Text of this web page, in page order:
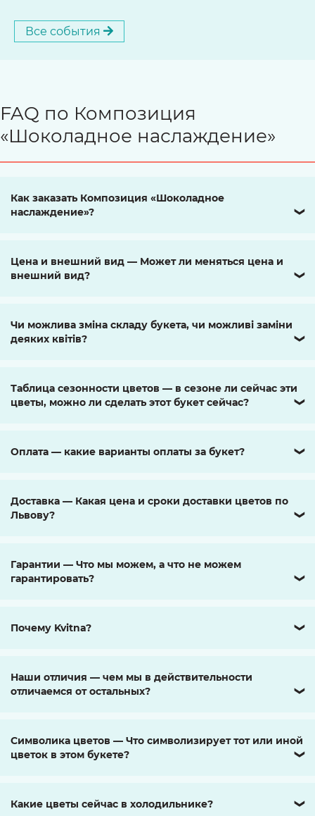
Все события
FAQ по Композиция
«Шоколадное наслаждение»
Как заказать Композиция «Шоколадное
наслаждение»?
❯
Цена и внешний вид — Может ли меняться цена и
внешний вид?
❯
Чи можлива зміна складу букета, чи можливі заміни
деяких квітів?
❯
Таблица сезонности цветов — в сезоне ли сейчас эти
цветы, можно ли сделать этот букет сейчас?
❯
Оплата — какие варианты оплаты за букет? ❯
Доставка — Какая цена и сроки доставки цветов по
Львову?
❯
Гарантии — Что мы можем, а что не можем
гарантировать?
❯
Почему Kvitna? ❯
Наши отличия — чем мы в действительности
отличаемся от остальных?
❯
Символика цветов — Что символизирует тот или иной
цветок в этом букете?
❯
Какие цветы сейчас в холодильнике? ❯